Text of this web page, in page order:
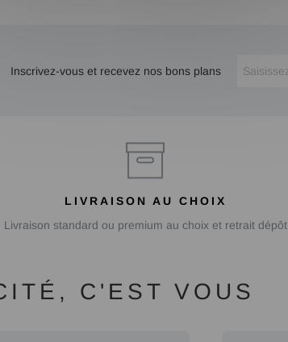
Inscrivez-vous et recevez nos bons plans
LIVRAISON AU CHOIX
Livraison standard ou premium au choix et retrait dépôt
C'EST VOUS